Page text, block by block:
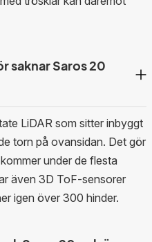
saknar Saros 20
LiDAR som sitter inbyggt
torn på ovansidan. Det gör
under de flesta
även 3D ToF-sensorer
igen över 300 hinder.